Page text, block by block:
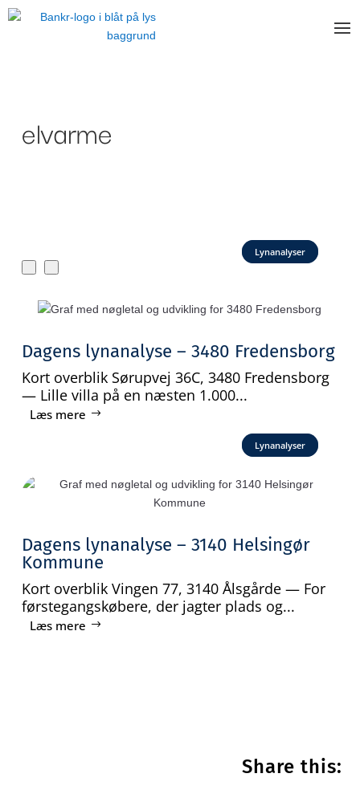
elvarme
Lynanalyser
Dagens lynanalyse – 3480 Fredensborg
Kort overblik Sørupvej 36C, 3480 Fredensborg
— Lille villa på en næsten 1.000...
Læs mere
Lynanalyser
Dagens lynanalyse – 3140 Helsingør
Kommune
Kort overblik Vingen 77, 3140 Ålsgårde — For
førstegangskøbere, der jagter plads og...
Læs mere
Share this: